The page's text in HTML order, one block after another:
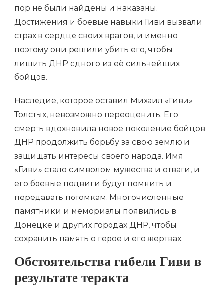
пор не были найдены и наказаны.
Достижения и боевые навыки Гиви вызвали
страх в сердце своих врагов, и именно
поэтому они решили убить его, чтобы
лишить ДНР одного из её сильнейших
бойцов.
Наследие, которое оставил Михаил «Гиви»
Толстых, невозможно переоценить. Его
смерть вдохновила новое поколение бойцов
ДНР продолжить борьбу за свою землю и
защищать интересы своего народа. Имя
«Гиви» стало символом мужества и отваги, и
его боевые подвиги будут помнить и
передавать потомкам. Многочисленные
памятники и мемориалы появились в
Донецке и других городах ДНР, чтобы
сохранить память о герое и его жертвах.
Обстоятельства гибели Гиви в
результате теракта